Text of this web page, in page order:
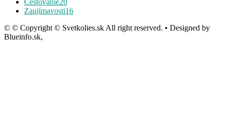
Cestovanie20
Zaujímavosti16
© © Copyright © Svetkolies.sk All right reserved. • Designed by
Blueinfo.sk,